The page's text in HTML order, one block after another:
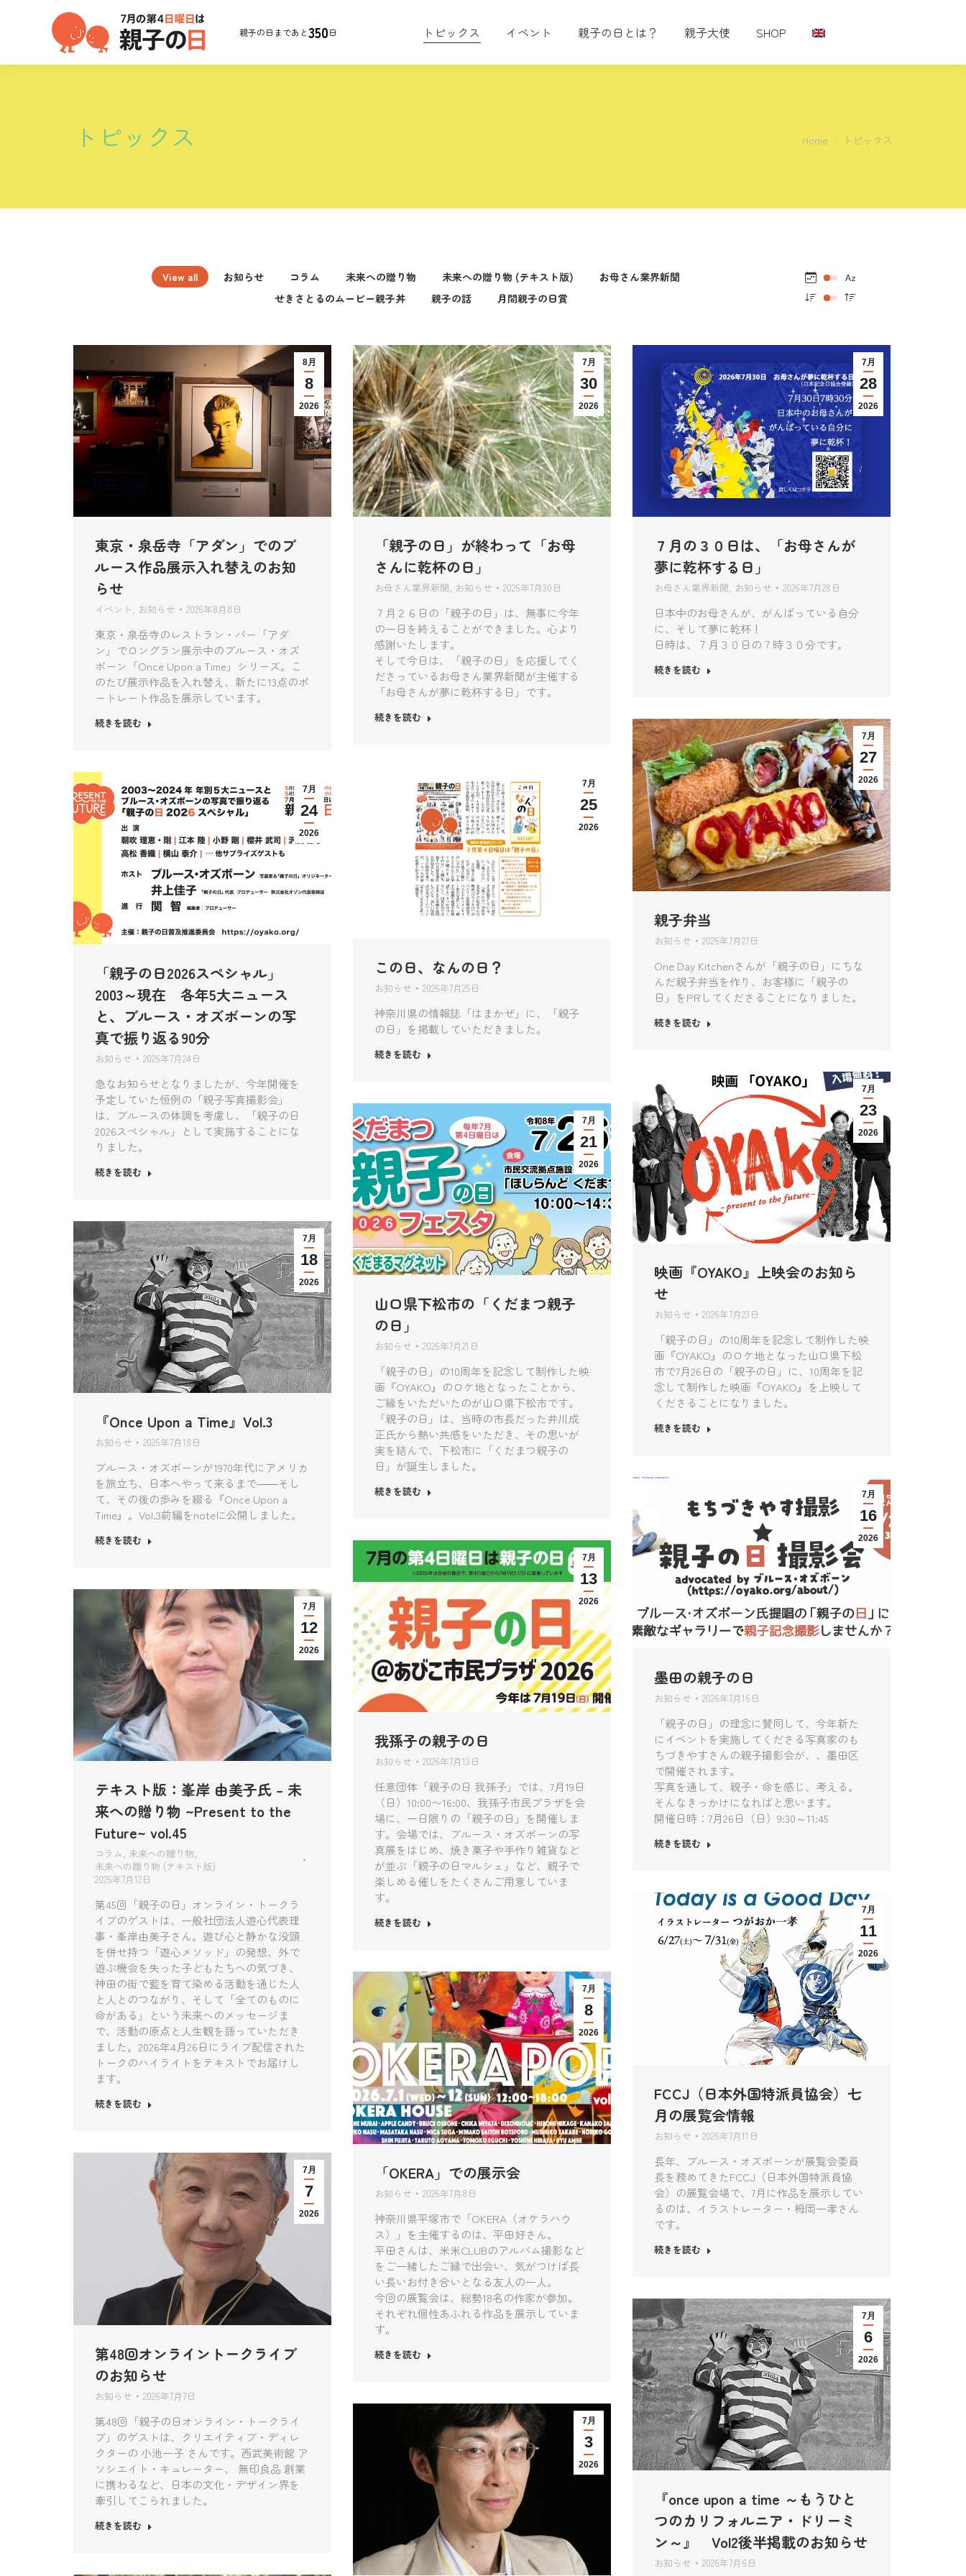
親子の日まであと350日 トピックス イベント 親子の日とは？ 親子大使 SHOP
トピックス You are here:
Home トピックス
View all お知らせ コラム 未来への贈り物 未来への贈り物 (テキスト版)
お母さん業界新聞
せきさとるのムービー親子丼
親子の話 月間親子の日賞
8月
8
2026
東京・泉岳寺「アダン」でのブ
ルース作品展示入れ替えのお知
らせ
イベント , お知らせ 2026年8月8日
東京・泉岳寺のレストラン・バー「アダ
ン」でロングラン展示中のブルース・オズ
ボーン「Once Upon a Time」シリーズ。こ
のたび展示作品を入れ替え、新たに13点のポ
ートレート作品を展示しています。
続きを読む
7月
30
2026
「親子の日」が終わって「お母
さんに乾杯の日」
お母さん業界新聞, お知らせ 2026年7月30日
７月２６日の「親子の日」は、無事に今年
の一日を終えることができました。心より
感謝いたします。
そして今日は、「親子の日」を応援してく
ださっているお母さん業界新聞が主催する
「お母さんが夢に乾杯する日」です。
続きを読む
7月
28
2026
７月の３０日は、「お母さんが
夢に乾杯する日」
お母さん業界新聞, お知らせ 2026年7月28日
日本中のお母さんが、がんばっている自分
に、そして夢に乾杯！
日時は、７月３０日の７時３０分です。
続きを読む
7月
27
2026
親子弁当
お知らせ 2026年7月27日
One Day Kitchenさんが「親子の日」にちな
んだ親子弁当を作り、お客様に「親子の
日」をPRしてくださることになりました。
続きを読む
7月
25
2026
この日、なんの日？
お知らせ 2026年7月25日
神奈川県の情報誌「はまかぜ」に、「親子
の日」を掲載していただきました。
続きを読む
7月
24
2026
「親子の日2026スペシャル」
2003～現在 各年5大ニュース
と、ブルース・オズボーンの写
真で振り返る90分
お知らせ 2026年7月24日
急なお知らせとなりましたが、今年開催を
予定していた恒例の「親子写真撮影会」
は、ブルースの体調を考慮し、「親子の日
2026スペシャル」として実施することにな
りました。
続きを読む
7月
23
2026
映画『OYAKO』上映会のお知ら
せ
お知らせ 2026年7月23日
「親子の日」の10周年を記念して制作した映
画『OYAKO』のロケ地となった山口県下松
市で7月26日の「親子の日」に、10周年を記
念して制作した映画『OYAKO』を上映して
くださることになりました。
続きを読む
7月
21
2026
山口県下松市の「くだまつ親子
の日」
お知らせ 2026年7月21日
「親子の日」の10周年を記念して制作した映
画『OYAKO』のロケ地となったことから、
ご縁をいただいたのが山口県下松市です。
「親子の日」は、当時の市長だった井川成
正氏から熱い共感をいただき、その思いが
実を結んで、下松市に「くだまつ親子の
日」が誕生しました。
続きを読む
7月
18
2026
『Once Upon a Time』Vol.3
お知らせ 2026年7月18日
ブルース・オズボーンが1970年代にアメリカ
を旅立ち、日本へやって来るまで――そし
て、その後の歩みを綴る『Once Upon a
Time』。Vol.3前編をnoteに公開しました。
続きを読む
7月
16
2026
墨田の親子の日
お知らせ 2026年7月16日
「親子の日」の理念に賛同して、今年新た
にイベントを実施してくださる写真家のも
ちづきやすさんの親子撮影会が、、墨田区
で開催されます。
写真を通して、親子・命を感じ、考える。
そんなきっかけになればと思います。
開催日時：7月26日（日）9:30～11:45
続きを読む
7月
13
2026
我孫子の親子の日
お知らせ 2026年7月13日
任意団体「親子の日 我孫子」では、7月19日
（日）10:00〜16:00、我孫子市民プラザを会
場に、一日限りの「親子の日」を開催しま
す。会場では、ブルース・オズボーンの写
真展をはじめ、焼き菓子や手作り雑貨など
が並ぶ「親子の日マルシェ」など、親子で
楽しめる催しをたくさんご用意していま
す。
続きを読む
7月
12
2026
テキスト版：峯岸 由美子氏 – 未
来への贈り物 ~Present to the
Future~ vol.45
コラム, 未来への贈り物,
未来への贈り物 (テキスト版)
2026年7月12日
第45回「親子の日」オンライン・トークラ
イブのゲストは、一般社団法人遊心代表理
事・峯岸由美子さん。遊び心と静かな没頭
を併せ持つ「遊心メソッド」の発想、外で
遊ぶ機会を失った子どもたちへの気づき、
神田の街で藍を育て染める活動を通じた人
と人とのつながり、そして「全てのものに
命がある」という未来へのメッセージま
で、活動の原点と人生観を語っていただき
ました。2026年4月26日にライブ配信された
トークのハイライトをテキストでお届けし
ます。
続きを読む
7月
11
2026
FCCJ（日本外国特派員協会）七
月の展覧会情報
お知らせ 2026年7月11日
長年、ブルース・オズボーンが展覧会委員
長を務めてきたFCCJ（日本外国特派員協
会）の展覧会場で、7月に作品を展示してい
るのは、イラストレーター・栂岡一孝さん
です。
続きを読む
7月
8
2026
「OKERA」での展示会
お知らせ 2026年7月8日
神奈川県平塚市で「OKERA（オケラハウ
ス）」を主催するのは、平田好さん。
平田さんは、米米CLUBのアルバム撮影など
をご一緒したご縁で出会い、気がつけば長
い長いお付き合いとなる友人の一人。
今回の展覧会は、総勢18名の作家が参加。
それぞれ個性あふれる作品を展示していま
す。
続きを読む
7月
7
2026
第48回オンライントークライブ
のお知らせ
お知らせ 2026年7月7日
第48回「親子の日オンライン・トークライ
ブ」のゲストは、クリエイティブ・ディレ
クターの 小池一子 さんです。西武美術館 ア
ソシエイト・キュレーター、 無印良品 創業
に携わるなど、日本の文化・デザイン界を
牽引してこられました。
続きを読む
7月
6
2026
『once upon a time ～もうひと
つのカリフォルニア・ドリーミ
ン～』 Vol2後半掲載のお知らせ
お知らせ 2026年7月6日
7月
3
2026